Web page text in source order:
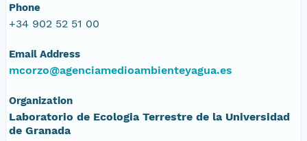
Phone
+34 902 52 51 00
Email Address
mcorzo@agenciamedioambienteyagua.es
Organization
Laboratorio de Ecologia Terrestre de la Universidad
de Granada